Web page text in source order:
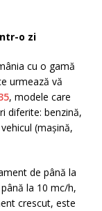
o zi
cu o gamă
urmează vă
, modele care
diferite: benzină,
(mașină,
de până la
la 10 mc/h,
crescut, este